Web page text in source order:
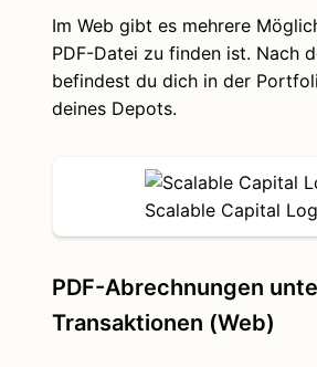
Im Web gibt es mehrere
PDF-Datei zu finden ist. Nach
befindest du dich in der
deines Depots.
Scalable Capital
PDF-Abrechnungen
Transaktionen (Web)